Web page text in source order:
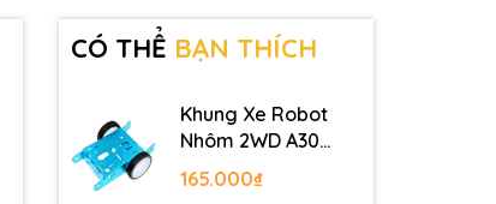
CÓ THỂ BẠN THÍCH
Khung Xe Robot
Nhôm 2WD A30
Metal Robot
Chassis
165.000₫